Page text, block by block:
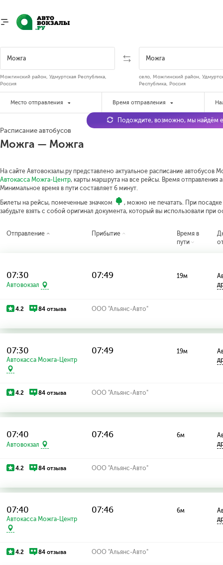
Можгинский район, Удмуртская Республика,
Россия
село, Можгинский район,
Республика, Россия
Место отправления Время отправления
Расписание автобусов
Можга — Можга
На сайте Автовокзалы.ру представлено актуальное расписание автобусов
Автокасса Можга-Центр, карты маршрута на все рейсы. Время отправления
Минимальное время в пути составляет 6 минут.
Билеты на рейсы, помеченные значком
, можно не печатать. При
забудьте взять с собой оригинал документа, который вы использовали при
Подождите, возможно, мы найдём
Отправление Прибытие
Время в
пути
07:30
Автовокзал
07:49 19м
4.2 84 отзыва ООО "Альянс-Авто"
07:30
Автокасса Можга-Центр
07:49 19м
4.2 84 отзыва ООО "Альянс-Авто"
07:40
Автовокзал
07:46 6м
4.2 84 отзыва ООО "Альянс-Авто"
07:40
Автокасса Можга-Центр
07:46 6м
4.2 84 отзыва ООО "Альянс-Авто"